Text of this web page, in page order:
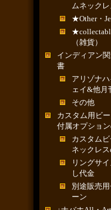
ムネックレ
★Other・
（雑貨）
インディアン
書
アリゾナハ
ェイ&他月
その他
カスタム用ビ
付属オプショ
カスタム
ネックレス
リングサ
し代金
別途販売
ーン